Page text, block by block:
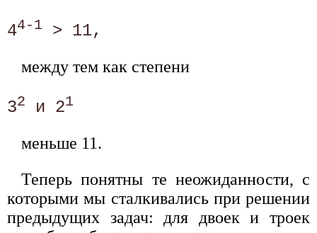
44-1
между тем как степени
32 и 21
меньше 11.
Теперь понятны те неожиданности, с
которыми мы сталкивались при решении
предыдущих задач: для двоек и троек